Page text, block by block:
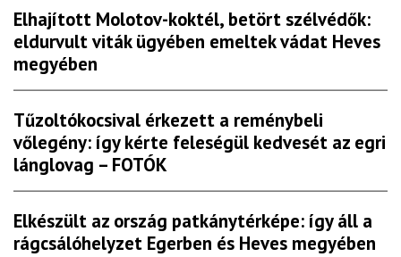
Elhajított Molotov-koktél, betört szélvédők:
eldurvult viták ügyében emeltek vádat Heves
megyében
Tűzoltókocsival érkezett a reménybeli
vőlegény: így kérte feleségül kedvesét az egri
lánglovag – FOTÓK
Elkészült az ország patkánytérképe: így áll a
rágcsálóhelyzet Egerben és Heves megyében